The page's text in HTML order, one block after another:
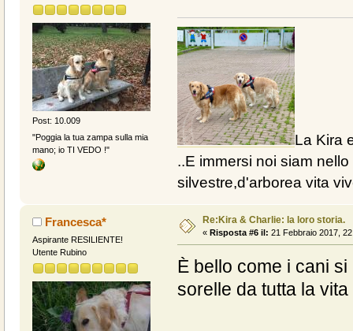
Post: 10.009
"Poggia la tua zampa sulla mia
mano; io TI VEDO !"
La Kira
..E immersi noi siam nello
silvestre,d'arborea vita
Francesca*
Aspirante RESILIENTE!
Utente Rubino
Re:Kira & Charlie: la loro storia.
« Risposta #6 il: 21 Febbraio 2017,
È bello come i cani
sorelle da tutta la vita